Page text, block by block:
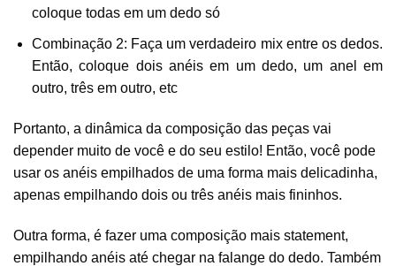
coloque todas em um dedo só
Combinação 2: Faça um verdadeiro mix entre os dedos.
Então, coloque dois anéis em um dedo, um anel em
outro, três em outro, etc
Portanto, a dinâmica da composição das peças vai
depender muito de você e do seu estilo! Então, você pode
usar os anéis empilhados de uma forma mais delicadinha,
apenas empilhando dois ou três anéis mais fininhos.
Outra forma, é fazer uma composição mais statement,
empilhando anéis até chegar na falange do dedo. Também